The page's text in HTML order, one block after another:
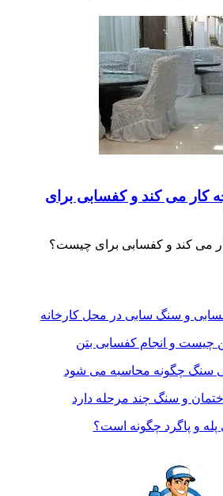
کار می کند و کفسابی برای
می کند و کفسابی برای چیست؟
و سنگ سابی در محل کارخانه
چیست و انجام کفسابی بتن
سنگ چگونه محاسبه می شود
و سنگ چند مرحله دارد
و پاگرد چگونه است؟